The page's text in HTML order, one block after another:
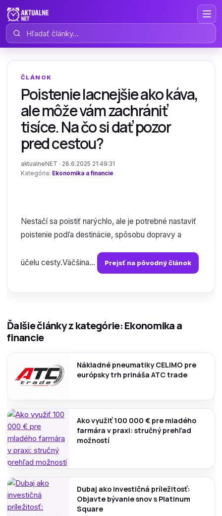
Hľadať články
ČLÁNOK
Poistenie lacnejšie ako káva,
ale môže vám zachrániť
tisíce. Na čo si dať pozor
pred cestou?
aktualneNET · 28.6.2025 21:49:31
Kategória: Ekonomika a financie
Nestačí sa poistiť narýchlo, ale je potrebné nastaviť
poistenie podľa destinácie, spôsobu dopravy a
účelu cesty.Väčšina... Prejsť na pôvodný článok
Ďalšie články z kategórie: Ekonomika a
financie
Nákladné pneumatiky CELIMO pre
európsky trh prináša ATC trade
Ako využiť 100 000 € pre mladého
farmára v praxi: stručný prehľad
možností
Dubaj ako investičná príležitosť:
Objavte bývanie snov s Platinum
Square